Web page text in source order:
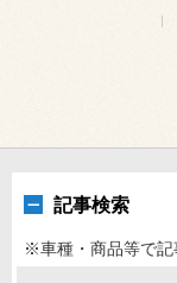
記事検索
※車種・商品等で記